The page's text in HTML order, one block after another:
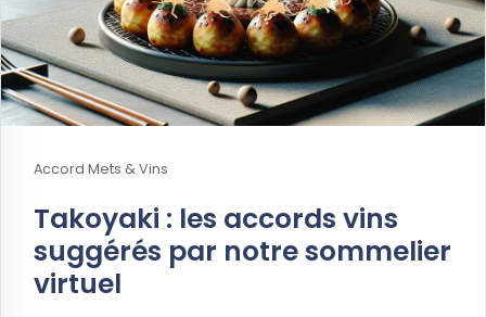
Accord Mets & Vins
Takoyaki : les accords vins
suggérés par notre sommelier
virtuel